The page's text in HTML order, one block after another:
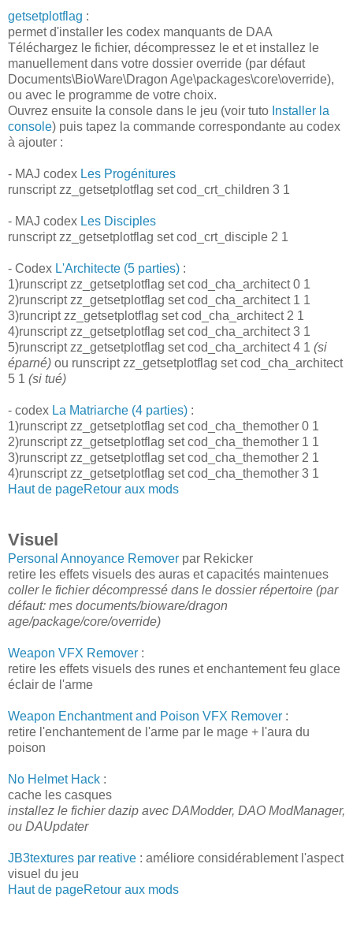
getsetplotflag :
permet d'installer les codex manquants de DAA
Téléchargez le fichier, décompressez le et et installez le
manuellement dans votre dossier override (par défaut
Documents\BioWare\Dragon Age\packages\core\override),
ou avec le programme de votre choix.
Ouvrez ensuite la console dans le jeu (voir tuto Installer la
console) puis tapez la commande correspondante au codex
à ajouter :
- MAJ codex Les Progénitures
runscript zz_getsetplotflag set cod_crt_children 3 1
- MAJ codex Les Disciples
runscript zz_getsetplotflag set cod_crt_disciple 2 1
- Codex L'Architecte (5 parties) :
1)runscript zz_getsetplotflag set cod_cha_architect 0 1
2)runscript zz_getsetplotflag set cod_cha_architect 1 1
3)runcript zz_getsetplotflag set cod_cha_architect 2 1
4)runscript zz_getsetplotflag set cod_cha_architect 3 1
5)runscript zz_getsetplotflag set cod_cha_architect 4 1 (si
éparné) ou runscript zz_getsetplotflag set cod_cha_architect
5 1 (si tué)
- codex La Matriarche (4 parties) :
1)runscript zz_getsetplotflag set cod_cha_themother 0 1
2)runscript zz_getsetplotflag set cod_cha_themother 1 1
3)runscript zz_getsetplotflag set cod_cha_themother 2 1
4)runscript zz_getsetplotflag set cod_cha_themother 3 1
Haut de pageRetour aux mods
Visuel
Personal Annoyance Remover par Rekicker
retire les effets visuels des auras et capacités maintenues
coller le fichier décompressé dans le dossier répertoire (par
défaut: mes documents/bioware/dragon
age/package/core/override)
Weapon VFX Remover :
retire les effets visuels des runes et enchantement feu glace
éclair de l'arme
Weapon Enchantment and Poison VFX Remover :
retire l'enchantement de l'arme par le mage + l'aura du
poison
No Helmet Hack :
cache les casques
installez le fichier dazip avec DAModder, DAO ModManager,
ou DAUpdater
JB3textures par reative : améliore considérablement l'aspect
visuel du jeu
Haut de pageRetour aux mods